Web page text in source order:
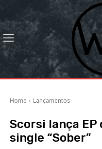
Home Lançamentos
Scorsi lança EP
single “Sober”